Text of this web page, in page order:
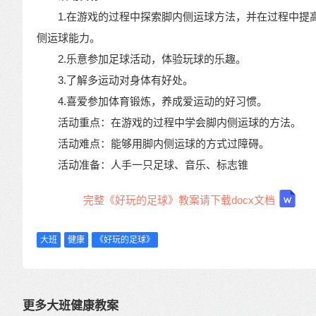
1.在游戏的过程中探索脚内侧运球方法，并在过程中提
侧运球能力。
2.乐意参加足球活动，体验玩球的乐趣。
3.了解多运动对身体有好处。
4.喜爱参加体育锻炼，养成爱运动的好习惯。
活动重点：在游戏的过程中学会脚内侧运球的方法。
活动难点：能够用脚内侧运球的方式过障碍。
活动准备：人手一只足球、音乐、标志锥
完整《好玩的足球》教案请下载docx文档
大班 健康 《好玩的足球》
更多大班健康教案